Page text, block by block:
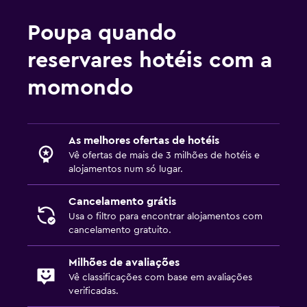
Suporte para cabides
Cofre para portátil
Secretária
Atividades
Sala de jogos
Animação noturna
Poupa quando
reservares hotéis com a
momondo
As melhores ofertas de hotéis
Vê ofertas de mais de 3 milhões de hotéis e
alojamentos num só lugar.
Cancelamento grátis
Usa o filtro para encontrar alojamentos com
cancelamento gratuito.
Milhões de avaliações
Vê classificações com base em avaliações
verificadas.